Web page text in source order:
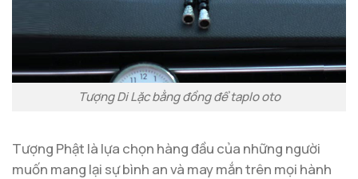
Tượng Di Lặc bằng đồng để taplo oto
Tượng Phật là lựa chọn hàng đầu của những người
muốn mang lại sự bình an và may mắn trên mọi hành